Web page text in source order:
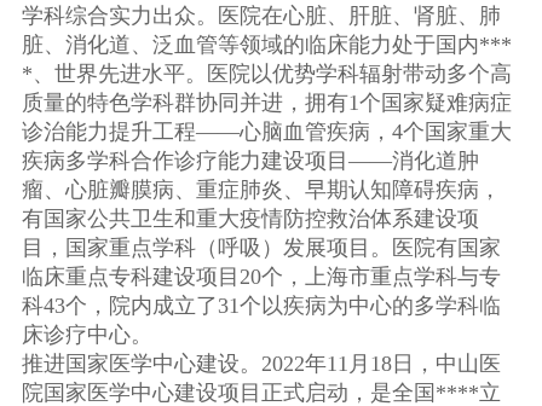
学科综合实力出众。医院在心脏、肝脏、肾脏、肺
脏、消化道、泛血管等领域的临床能力处于国内***
*、世界先进水平。医院以优势学科辐射带动多个高
质量的特色学科群协同并进，拥有1个国家疑难病症
诊治能力提升工程——心脑血管疾病，4个国家重大
疾病多学科合作诊疗能力建设项目——消化道肿
瘤、心脏瓣膜病、重症肺炎、早期认知障碍疾病，
有国家公共卫生和重大疫情防控救治体系建设项
目，国家重点学科（呼吸）发展项目。医院有国家
临床重点专科建设项目20个，上海市重点学科与专
科43个，院内成立了31个以疾病为中心的多学科临
床诊疗中心。
推进国家医学中心建设。2022年11月18日，中山医
院国家医学中心建设项目正式启动，是全国****立